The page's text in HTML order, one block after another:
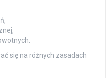
się na różnych zasadach